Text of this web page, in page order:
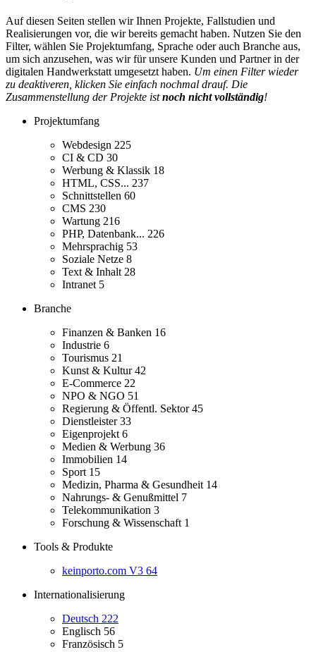
Auf diesen Seiten stellen wir Ihnen Projekte, Fallstudien und
Realisierungen vor, die wir bereits gemacht haben. Nutzen Sie den
Filter, wählen Sie Projektumfang, Sprache oder auch Branche aus,
um sich anzusehen, was wir für unsere Kunden und Partner in der
digitalen Handwerkstatt umgesetzt haben. Um einen Filter wieder
zu deaktiveren, klicken Sie einfach nochmal drauf. Die
Zusammenstellung der Projekte istnoch nicht vollständig!
Projektumfang
Webdesign 225
CI & CD 30
Werbung & Klassik 18
HTML, CSS... 237
Schnittstellen 60
CMS 230
Wartung 216
PHP, Datenbank... 226
Mehrsprachig 53
Soziale Netze 8
Text & Inhalt 28
Intranet 5
Branche
Finanzen & Banken 16
Industrie 6
Tourismus 21
Kunst & Kultur42
E-Commerce 22
NPO & NGO 51
Regierung & Öffentl. Sektor45
Dienstleister33
Eigenprojekt 6
Medien & Werbung 36
Immobilien 14
Sport 15
Medizin, Pharma & Gesundheit 14
Nahrungs- & Genußmittel 7
Telekommunikation 3
Forschung & Wissenschaft 1
Tools & Produkte
keinporto.com V3 64
Internationalisierung
Deutsch 222
Englisch 56
Französisch 5